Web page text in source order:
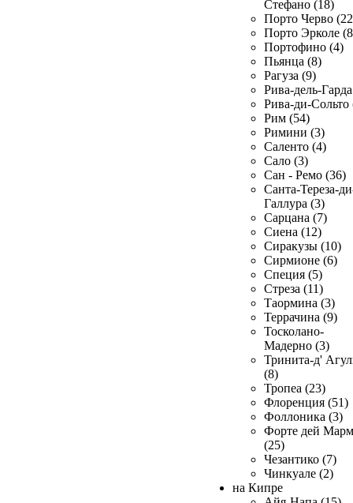
Стефано (18)
Порто Черво
Порто Эрколе
Портофино (4)
Пьянца (8)
Рагуза (9)
Рива-дель-
Рива-ди-Сольто
Рим (54)
Римини (3)
Саленто (4)
Сало (3)
Сан - Ремо (36)
Санта-Тереза-
Галлура (3)
Сарцана (7)
Сиена (12)
Сиракузы (10)
Сирмионе (6)
Специя (5)
Стреза (11)
Таормина (3)
Террачина (9)
Тосколано-
Мадерно (3)
Тринита-д'
(8)
Тропеа (23)
Флоренция (51)
Фоллоника (3)
Форте дей
(25)
Чезантико (7)
Чинкуале (2)
на Кипре